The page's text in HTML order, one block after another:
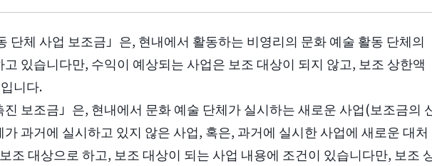
단체 사업 보조금」은, 현내에서 활동하는 비영리의 문화 예술 활동 단체의
있습니다만, 수익이 예상되는 사업은 보조 대상이 되지 않고, 보조 상한액
니다.
보조금」은, 현내에서 문화 예술 단체가 실시하는 새로운 사업(보조금의
과거에 실시하고 있지 않은 사업, 혹은, 과거에 실시한 사업에 새로운 대처
조 대상으로 하고, 보조 대상이 되는 사업 내용에 조건이 있습니다만, 보조